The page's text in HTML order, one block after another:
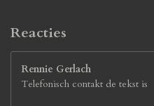
e
Reacties
Rennie Gerlach
Telefonisch contakt de tekst is